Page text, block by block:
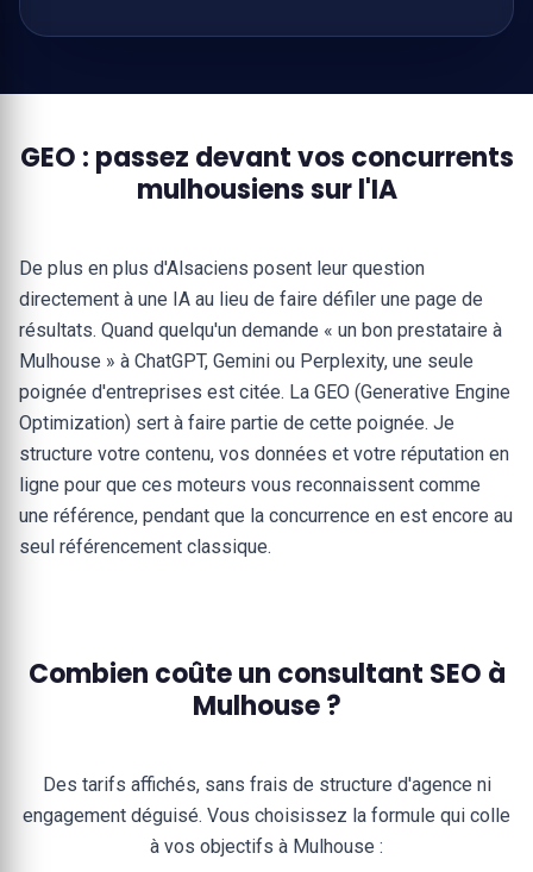
GEO : passez devant vos concurrents
mulhousiens sur l'IA
De plus en plus d'Alsaciens posent leur question
directement à une IA au lieu de faire défiler une page de
résultats. Quand quelqu'un demande « un bon prestataire à
Mulhouse » à ChatGPT, Gemini ou Perplexity, une seule
poignée d'entreprises est citée. La GEO (Generative Engine
Optimization) sert à faire partie de cette poignée. Je
structure votre contenu, vos données et votre réputation en
ligne pour que ces moteurs vous reconnaissent comme
une référence, pendant que la concurrence en est encore au
seul référencement classique.
Combien coûte un consultant SEO à
Mulhouse ?
Des tarifs affichés, sans frais de structure d'agence ni
engagement déguisé. Vous choisissez la formule qui colle
à vos objectifs à Mulhouse :